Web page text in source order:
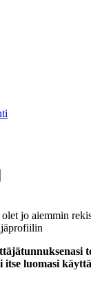
jo aiemmin
itse luomasi